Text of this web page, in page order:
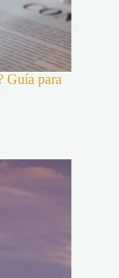
Guía para